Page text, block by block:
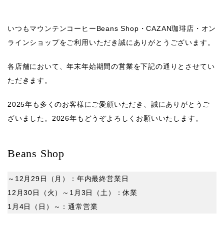
いつもマウンテンコーヒーBeans Shop・CAZAN珈琲店・オン
ラインショップをご利用いただき誠にありがとうございます。
各店舗において、年末年始期間の営業を下記の通りとさせてい
ただきます。
2025年も多くのお客様にご愛顧いただき、誠にありがとうご
ざいました。2026年もどうぞよろしくお願いいたします。
Beans Shop
～12月29日（月）：年内最終営業日
12月30日（火）～1月3日（土）：休業
1月4日（日）～：通常営業